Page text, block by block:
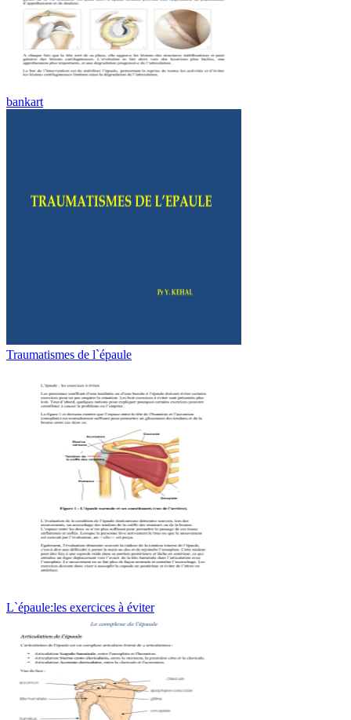
bankart
Traumatismes de l`épaule
L`épaule:les exercices à éviter